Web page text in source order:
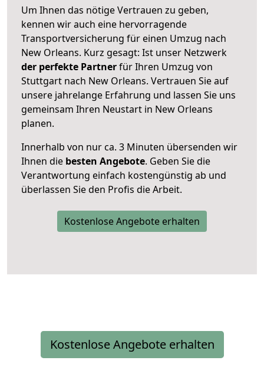
Um Ihnen das nötige Vertrauen zu geben,
kennen wir auch eine hervorragende
Transportversicherung für einen Umzug nach
New Orleans. Kurz gesagt: Ist unser Netzwerk
der perfekte Partnerfür Ihren Umzug von
Stuttgart nach New Orleans. Vertrauen Sie auf
unsere jahrelange Erfahrung und lassen Sie uns
gemeinsam Ihren Neustart in New Orleans
planen.
Innerhalb von nur ca. 3 Minuten übersenden wir
Ihnen die besten Angebote. Geben Sie die
Verantwortung einfach kostengünstig ab und
überlassen Sie den Profis die Arbeit.
Kostenlose Angebote erhalten
Kostenlose Angebote erhalten